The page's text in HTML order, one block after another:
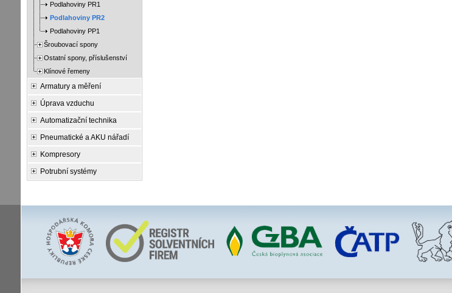
Podlahoviny PR1
Podlahoviny PR2
Podlahoviny PP1
Šroubovací spony
Ostatní spony, příslušenství
Klínové řemeny
Armatury a měření
Úprava vzduchu
Automatizační technika
Pneumatické a AKU nářadí
Kompresory
Potrubní systémy